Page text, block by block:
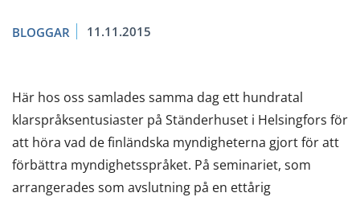
BLOGGAR 11.11.2015
Här hos oss samlades samma dag ett hundratal
klarspråksentusiaster på Ständerhuset i Helsingfors för
att höra vad de finländska myndigheterna gjort för att
förbättra myndighetsspråket. På seminariet, som
arrangerades som avslutning på en ettårig